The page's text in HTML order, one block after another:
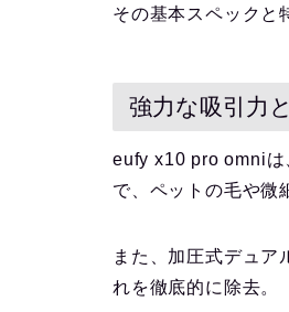
その基本スペックと
強力な吸引力
eufy x10 pro omniは
で、ペットの毛や微
また、加圧式デュア
れを徹底的に除去。